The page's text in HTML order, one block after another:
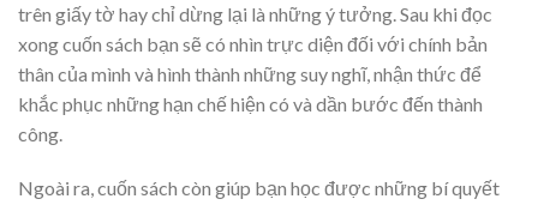
trên giấy tờ hay chỉ dừng lại là những ý tưởng. Sau khi đọc
xong cuốn sách bạn sẽ có nhìn trực diện đối với chính bản
thân của mình và hình thành những suy nghĩ, nhận thức để
khắc phục những hạn chế hiện có và dần bước đến thành
công.
Ngoài ra, cuốn sách còn giúp bạn học được những bí quyết